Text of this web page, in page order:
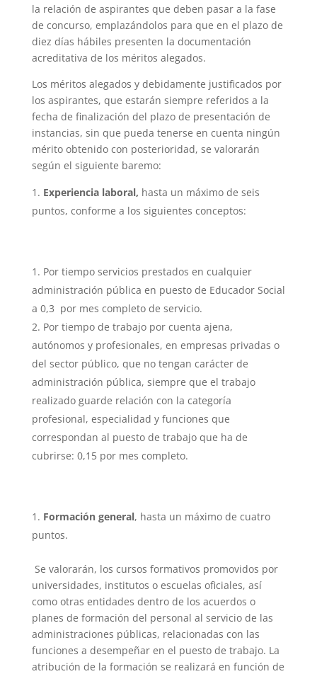
la relación de aspirantes que deben pasar a la fase
de concurso, emplazándolos para que en el plazo de
diez días hábiles presenten la documentación
acreditativa de los méritos alegados.
Los méritos alegados y debidamente justificados por
los aspirantes, que estarán siempre referidos a la
fecha de finalización del plazo de presentación de
instancias, sin que pueda tenerse en cuenta ningún
mérito obtenido con posterioridad, se valorarán
según el siguiente baremo:
Experiencia laboral, hasta un máximo de seis
puntos, conforme a los siguientes conceptos:
Por tiempo servicios prestados en cualquier
administración pública en puesto de Educador Social
a 0,3 por mes completo de servicio.
Por tiempo de trabajo por cuenta ajena,
autónomos y profesionales, en empresas privadas o
del sector público, que no tengan carácter de
administración pública, siempre que el trabajo
realizado guarde relación con la categoría
profesional, especialidad y funciones que
correspondan al puesto de trabajo que ha de
cubrirse: 0,15 por mes completo.
Formación general, hasta un máximo de cuatro
puntos.
Se valorarán, los cursos formativos promovidos por
universidades, institutos o escuelas oficiales, así
como otras entidades dentro de los acuerdos o
planes de formación del personal al servicio de las
administraciones públicas, relacionadas con las
funciones a desempeñar en el puesto de trabajo. La
atribución de la formación se realizará en función de